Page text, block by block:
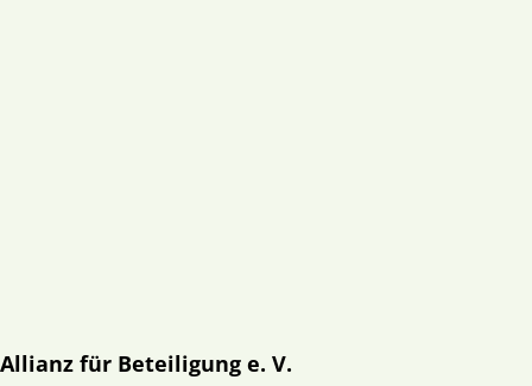
Allianz für Beteiligung e. V.